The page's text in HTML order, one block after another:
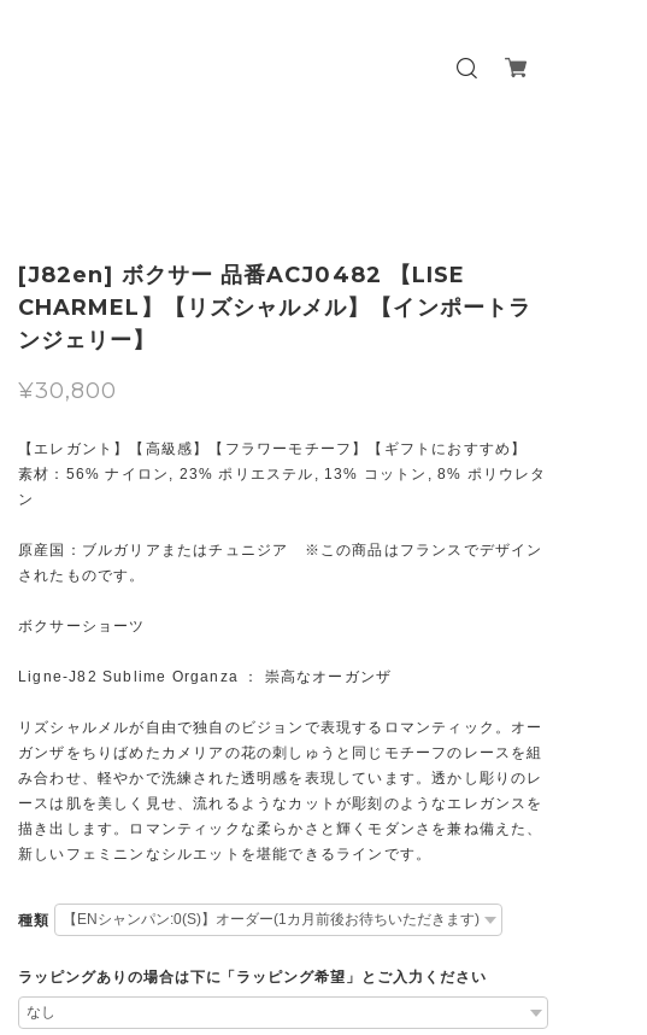
[J82en] ボクサー 品番ACJ0482 【LISE
CHARMEL】【リズシャルメル】【インポートラ
ンジェリー】
¥30,800
【エレガント】【高級感】【フラワーモチーフ】【ギフトにおすすめ】
素材：56% ナイロン, 23% ポリエステル, 13% コットン, 8% ポリウレタ
ン
原産国：ブルガリアまたはチュニジア ※この商品はフランスでデザイン
されたものです。
ボクサーショーツ
Ligne-J82 Sublime Organza ： 崇高なオーガンザ
リズシャルメルが自由で独自のビジョンで表現するロマンティック。オー
ガンザをちりばめたカメリアの花の刺しゅうと同じモチーフのレースを組
み合わせ、軽やかで洗練された透明感を表現しています。透かし彫りのレ
ースは肌を美しく見せ、流れるようなカットが彫刻のようなエレガンスを
描き出します。ロマンティックな柔らかさと輝くモダンさを兼ね備えた、
新しいフェミニンなシルエットを堪能できるラインです。
種類
ラッピングありの場合は下に「ラッピング希望」とご入力ください